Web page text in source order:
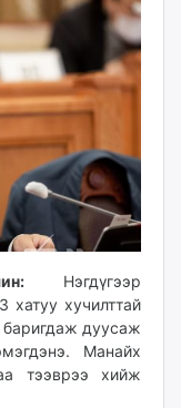
Нэгдүгээр
хатуу хучилттай
дуусаж
Манайх
тээврээ хийж